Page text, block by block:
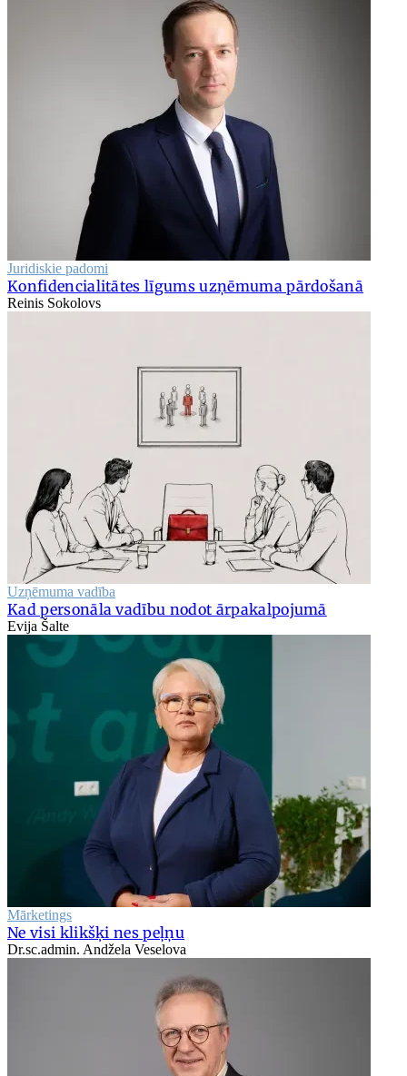
Juridiskie padomi
Konfidencialitātes līgums uzņēmuma pārdošanā
Reinis Sokolovs
Uzņēmuma vadība
Kad personāla vadību nodot ārpakalpojumā
Evija Šalte
Mārketings
Ne visi klikšķi nes peļņu
Dr.sc.admin. Andžela Veselova